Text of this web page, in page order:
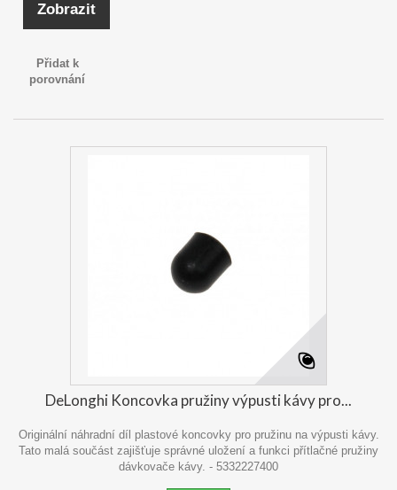
Zobrazit
Přidat k
porovnání
DeLonghi Koncovka pružiny výpusti kávy pro...
Originální náhradní díl plastové koncovky pro pružinu na výpusti kávy.
Tato malá součást zajišťuje správné uložení a funkci přítlačné pružiny
dávkovače kávy. - 5332227400